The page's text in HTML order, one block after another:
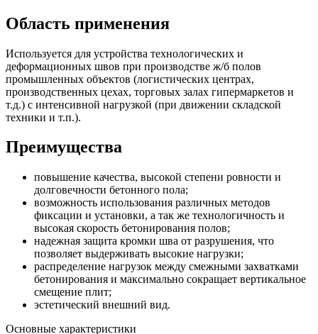
Область применения
Используется для устройства технологических и
деформационных швов при производстве ж/б полов
промышленных объектов (логистических центрах,
производственных цехах, торговых залах гипермаркетов и
т.д.) c интенсивной нагрузкой (при движении складской
техники и т.п.).
Преимущества
повышение качества, высокой степени ровности и
долговечности бетонного пола;
возможность использования различных методов
фиксации и установки, а так же технологичность и
высокая скорость бетонирования полов;
надежная защита кромки шва от разрушения, что
позволяет выдерживать высокие нагрузки;
распределение нагрузок между смежными захватками
бетонирования и максимально сокращает вертикальное
смещение плит;
эстетический внешний вид.
Основные характеристики